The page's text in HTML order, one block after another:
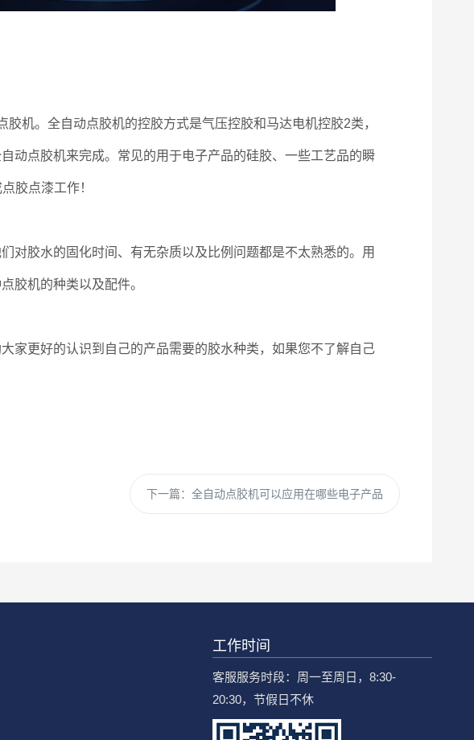
。全自动点胶机的控胶方式是气压控胶和马达电机控胶2类，
动点胶机来完成。常见的用于电子产品的硅胶、一些工艺品的瞬
胶点漆工作！
胶水的固化时间、有无杂质以及比例问题都是不太熟悉的。用
胶机的种类以及配件。
更好的认识到自己的产品需要的胶水种类，如果您不了解自己
下一篇： 全自动点胶机可以应用在哪些电子产品
工作时间
客服服务时段：周一至周日，8:30-
20:30，节假日不休